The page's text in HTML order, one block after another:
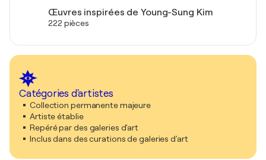
Œuvres inspirées de Young-Sung Kim
222 pièces
Catégories d'artistes
Collection permanente majeure
Artiste établie
Repéré par des galeries d'art
Inclus dans des curations de galeries d'art